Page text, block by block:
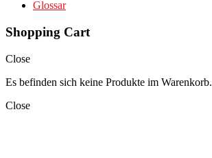
Glossar
Shopping Cart
Close
Es befinden sich keine Produkte im Warenkorb.
Close